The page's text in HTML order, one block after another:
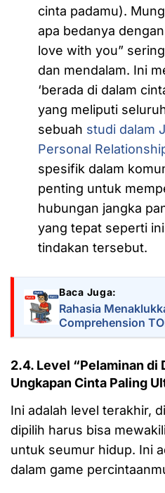
cinta padamu).
apa bedanya dengan
love with you”
dan mendalam. Ini
‘berada di dalam
yang meliputi
sebuah studi dalam
Personal
spesifik dalam
penting untuk
hubungan jangka
yang tepat seperti
tindakan tersebut.
Baca Juga:
Rahasia
Comprehension
2.4. Level “Pelaminan di
Ungkapan Cinta Paling
Ini adalah level terakhir,
dipilih harus bisa
untuk seumur hidup. Ini
dalam game